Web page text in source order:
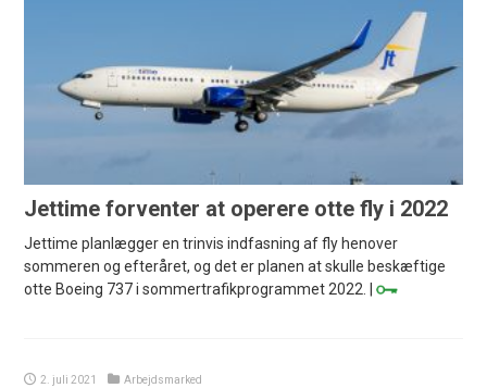
Jettime forventer at operere otte fly i 2022
Jettime planlægger en trinvis indfasning af fly henover
sommeren og efteråret, og det er planen at skulle beskæftige
otte Boeing 737 i sommertrafikprogrammet 2022. |
2. juli 2021 Arbejdsmarked